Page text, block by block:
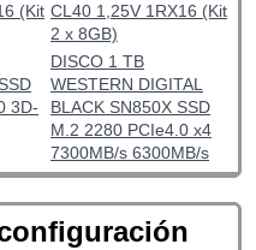
(Kit CL40 1,25V 1RX16 (Kit
2 x 8GB)
3D-
DISCO 1 TB
WESTERN DIGITAL
BLACK SN850X SSD
M.2 2280 PCIe4.0 x4
7300MB/s 6300MB/s